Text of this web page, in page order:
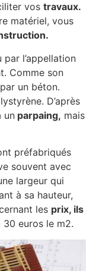
vostravaux.
matériel, vous
par l’appellation
Comme son
un béton.
D’après
un parpaing, mais
préfabriqués
souvent avec
largeur qui
à sa hauteur,
les prix, ils
30 euros le m2.